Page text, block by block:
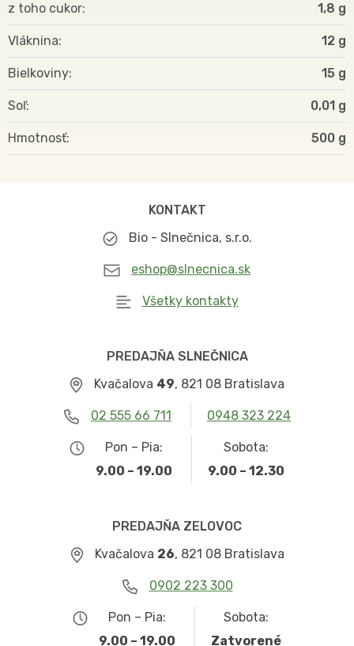
z toho cukor 1,8 g
Vláknina 12 g
Bielkoviny 15 g
Soľ 0,01 g
Hmotnosť 500
KONTAKT
Bio - Slnečnica, s.r.o.
eshop@slnecnica.sk
Všetky kontakty
PREDAJŇA SLNEČNICA
Kvačalova 49, 821 08 Bratislava
02 555 66 711 0948 323 224
Pon – Pia:
9.00 – 19.00
Sobota:
9.00 – 12.30
PREDAJŇA ZELOVOC
Kvačalova 26, 821 08 Bratislava
0902 223 300
Pon – Pia:
9.00 – 19.00
Sobota:
Zatvorené